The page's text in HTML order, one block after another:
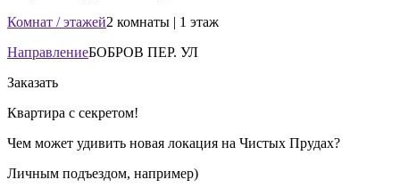
Комнат / этажей2 комнаты | 1 этаж
НаправлениеБОБРОВ ПЕР. УЛ
Заказать
Квартира с секретом!
Чем может удивить новая локация на Чистых Прудах?
Личным подъездом, например)